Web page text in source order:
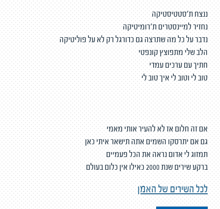
ננצח ת׳סטטיסטיקה
נחזיר למיינסטרים ת׳רומיטיקה
נדבר על כל מה שתרצה גם כדורגל רק לא על פוליטיקה
הלב שלי מתפוצץ קונפטי
חתיך עם ערכים עמדי
טוב לי וטוב לי איך טוב לי
אם זה חלום אז לא להעיר אותי מאמי
גם אם יתרסקו השמים אתה תישאר איתי כאן
תמזוג לי אדום נראה את הכל פעמיים
ברקע שירים שנת 2000 כאילו אין כלום בעולם
לכל השירים של האמן